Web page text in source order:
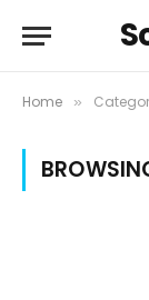
Home »